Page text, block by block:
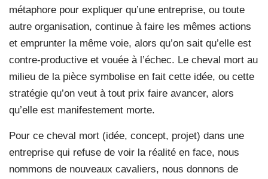
métaphore pour expliquer qu’une entreprise, ou toute
autre organisation, continue à faire les mêmes actions
et emprunter la même voie, alors qu’on sait qu’elle est
contre-productive et vouée à l’échec. Le cheval mort au
milieu de la pièce symbolise en fait cette idée, ou cette
stratégie qu’on veut à tout prix faire avancer, alors
qu’elle est manifestement morte.
Pour ce cheval mort (idée, concept, projet) dans une
entreprise qui refuse de voir la réalité en face, nous
nommons de nouveaux cavaliers, nous donnons de